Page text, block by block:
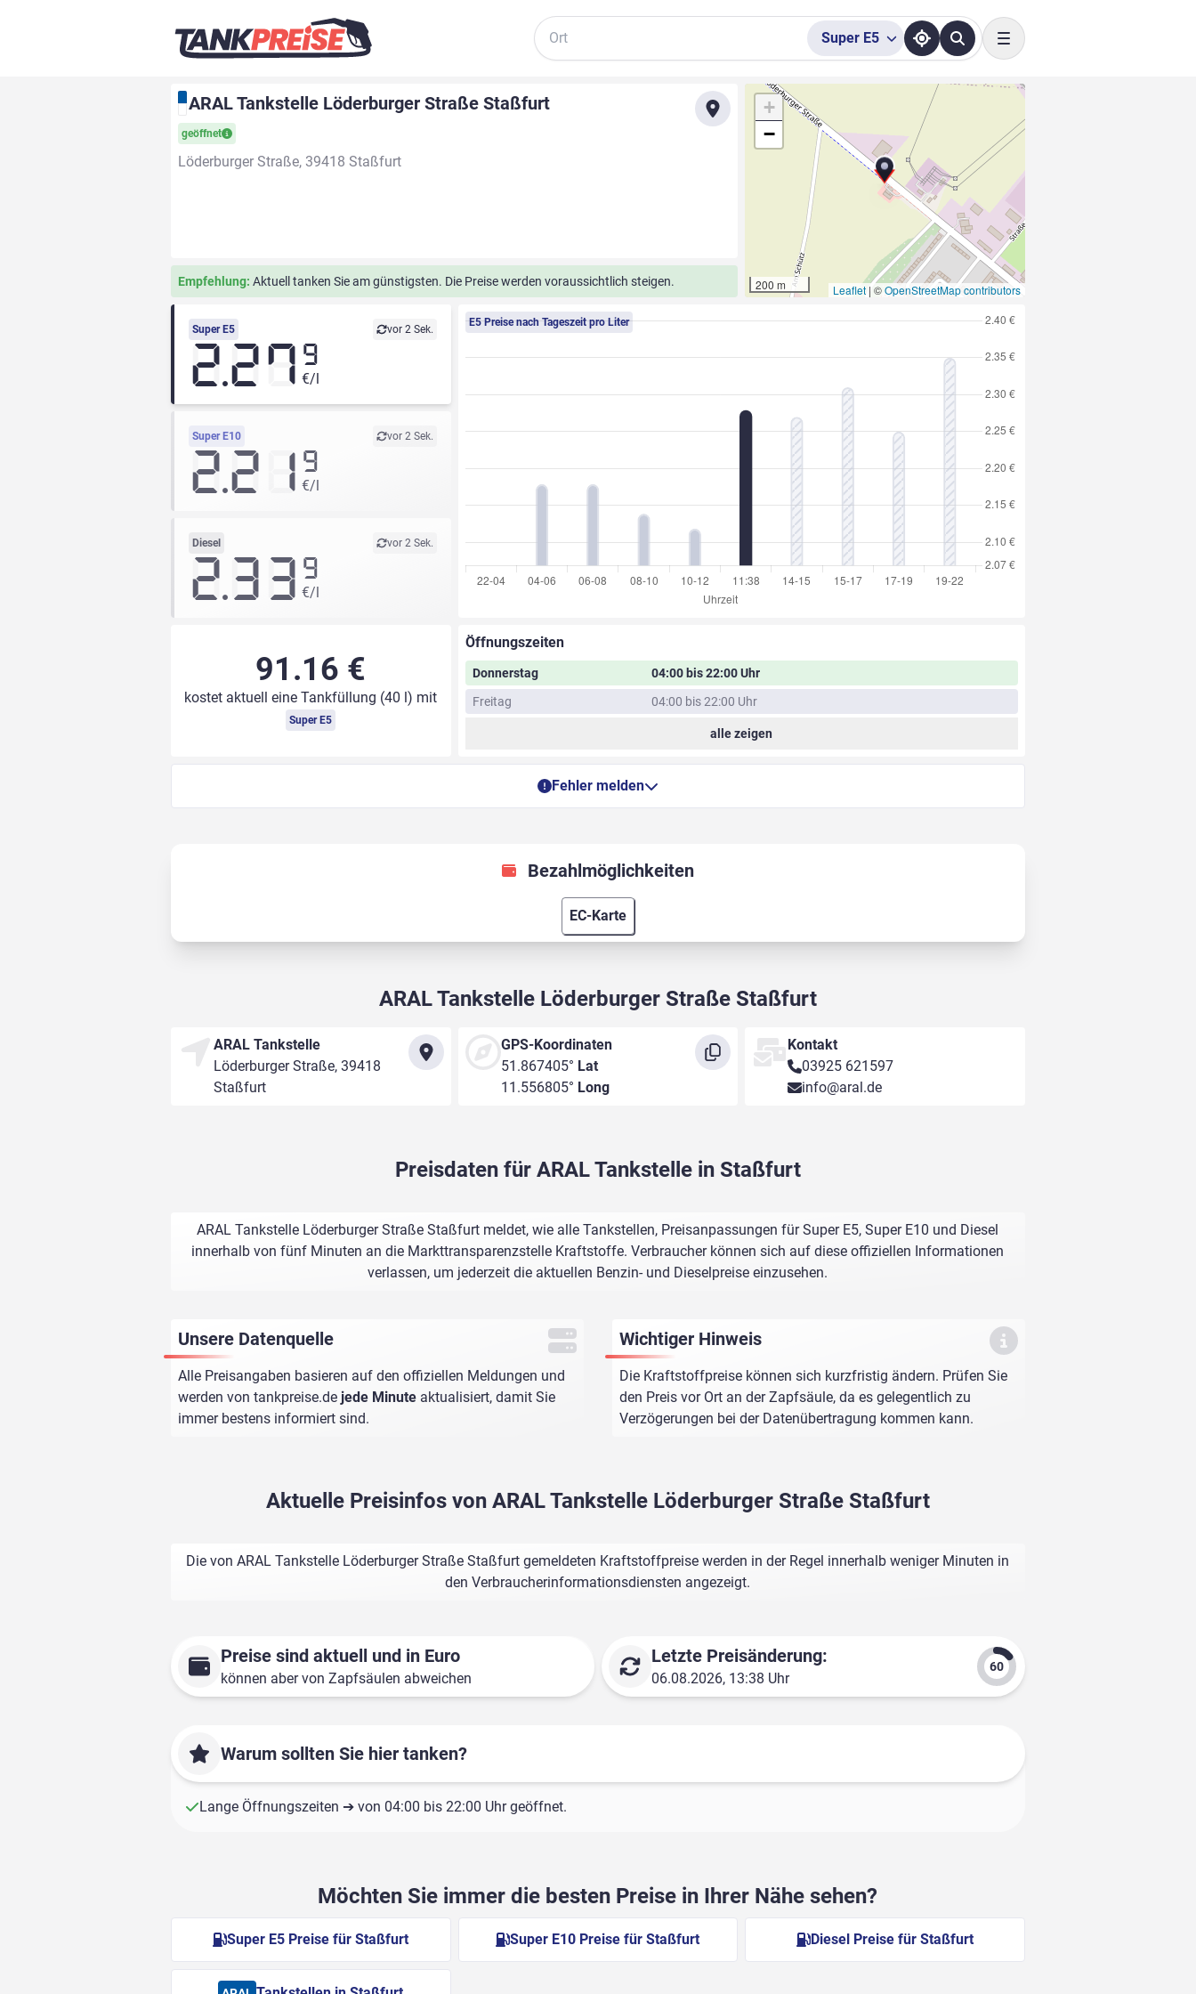
Suche
Super E5
Toggle navigation
ARAL Tankstelle Löderburger Straße Staßfurt
geöffnet
Löderburger Straße, 39418 Staßfurt
Empfehlung: Aktuell tanken Sie am günstigsten. Die Preise werden voraussichtlich steigen.
+
−
200 m Leaflet | ©OpenStreetMap contributors
Super E5 vor 2 Sek.
2.27 9
€/l
Super E10 vor 2 Sek.
2.21 9
€/l
Diesel vor 2 Sek.
2.33 9
€/l
E5 Preise nach Tageszeit pro Liter
91.16 €
kostet aktuell eine Tankfüllung (40 l) mit
Super E5
Öffnungszeiten
Donnerstag
04:00 bis 22:00 Uhr
Freitag
04:00 bis 22:00 Uhr
alle zeigen
Fehler melden
Bezahlmöglichkeiten
EC-Karte
ARAL Tankstelle Löderburger Straße Staßfurt
ARAL Tankstelle
Löderburger Straße, 39418
Staßfurt
GPS-Koordinaten
51.867405° Lat
11.556805° Long
Kontakt
03925 621597
info@aral.de
Preisdaten für ARAL Tankstelle in Staßfurt
ARAL Tankstelle Löderburger Straße Staßfurt meldet, wie alle Tankstellen, Preisanpassungen für Super E5, Super E10 und Diesel
innerhalb von fünf Minuten an die Markttransparenzstelle Kraftstoffe. Verbraucher können sich auf diese offiziellen Informationen
verlassen, um jederzeit die aktuellen Benzin- und Dieselpreise einzusehen.
Unsere Datenquelle
Alle Preisangaben basieren auf den offiziellen Meldungen und
werden von tankpreise.de jede Minute aktualisiert, damit Sie
immer bestens informiert sind.
Wichtiger Hinweis
Die Kraftstoffpreise können sich kurzfristig ändern. Prüfen Sie
den Preis vor Ort an der Zapfsäule, da es gelegentlich zu
Verzögerungen bei der Datenübertragung kommen kann.
Aktuelle Preisinfos von ARAL Tankstelle Löderburger Straße Staßfurt
Die von ARAL Tankstelle Löderburger Straße Staßfurt gemeldeten Kraftstoffpreise werden in der Regel innerhalb weniger Minuten in
den Verbraucherinformationsdiensten angezeigt.
Preise sind aktuell und in Euro
können aber von Zapfsäulen abweichen
Letzte Preisänderung:
06.08.2026, 13:38 Uhr
Warum sollten Sie hier tanken?
Lange Öffnungszeiten ➔ von 04:00 bis 22:00 Uhr geöffnet.
Möchten Sie immer die besten Preise in Ihrer Nähe sehen?
Super E5 Preise für Staßfurt Super E10 Preise für Staßfurt Diesel Preise für Staßfurt